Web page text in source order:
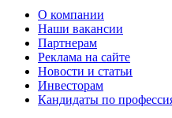
О компании
Наши вакансии
Партнерам
Реклама на сайте
Новости и статьи
Инвесторам
Кандидаты по